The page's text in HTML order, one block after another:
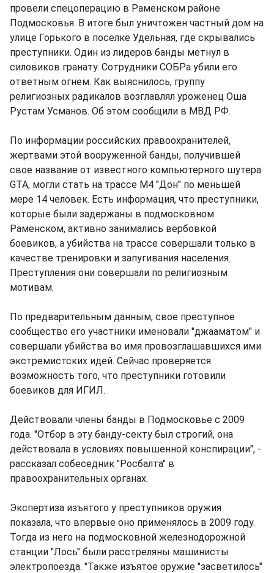
провели спецоперацию в Раменском районе
Подмосковья. В итоге был уничтожен частный дом на
улице Горького в поселке Удельная, где скрывались
преступники. Один из лидеров банды метнул в
силовиков гранату. Сотрудники СОБРа убили его
ответным огнем. Как выяснилось, группу
религиозных радикалов возглавлял уроженец Оша
Рустам Усманов. Об этом сообщили в МВД РФ.
По информации российских правоохранителей,
жертвами этой вооруженной банды, получившей
свое название от известного компьютерного шутера
GTA, могли стать на трассе М4 "Дон" по меньшей
мере 14 человек. Есть информация, что преступники,
которые были задержаны в подмосковном
Раменском, активно занимались вербовкой
боевиков, а убийства на трассе совершали только в
качестве тренировки и запугивания населения.
Преступления они совершали по религиозным
мотивам.
По предварительным данным, свое преступное
сообщество его участники именовали "джааматом" и
совершали убийства во имя провозглашавшихся ими
экстремистских идей. Сейчас проверяется
возможность того, что преступники готовили
боевиков для ИГИЛ.
Действовали члены банды в Подмосковье с 2009
года. "Отбор в эту банду-секту был строгий, она
действовала в условиях повышенной конспирации", -
рассказал собеседник "Росбалта" в
правоохранительных органах.
Экспертиза изъятого у преступников оружия
показала, что впервые оно применялось в 2009 году.
Тогда из него на подмосковной железнодорожной
станции "Лось" были расстреляны машинисты
электропоезда. "Также изъятое оружие "засветилось"